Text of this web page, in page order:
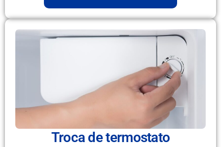
Troca de termostato